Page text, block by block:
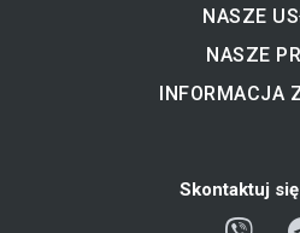
NASZE
NASZE
INFORMACJA
Skontaktuj